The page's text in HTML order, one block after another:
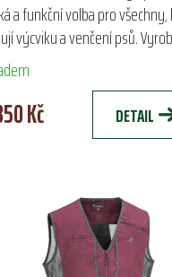
a funkční volba pro
výcviku a venčení psů.
materiálu TC-Lite,
Kč DETAIL